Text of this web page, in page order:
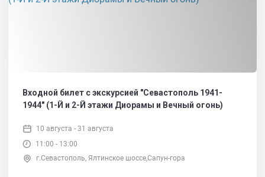
Входной билет с экскурсией "Севастополь 1941-
1944" (1-Й и 2-Й этажи Диорамы и Вечный огонь)
10 августа - 31 августа
11:00 - 13:00
г.Севастополь, Ялтинское шоссе,Сапун-гора